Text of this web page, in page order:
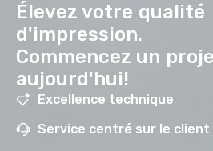
Élevez votre qualité
d'impression.
Commencez un
aujourd'hui!
Excellence technique
Service centré sur le client